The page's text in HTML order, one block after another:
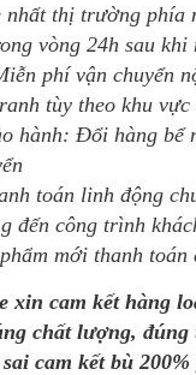
nhất thị trường phía
vòng 24h sau khi
phí vận chuyển
tùy theo khu vực
hành: Đổi hàng bể
toán linh động
đến công trình
mới thanh toán
xin cam kết hàng
chất lượng,
cam kết bù